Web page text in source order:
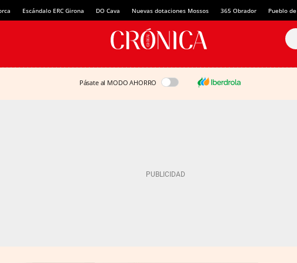
Escándalo ERC Girona DO Cava Nuevas dotaciones Mossos 365 Obrador Pueblo
Pásate al MODO AHORRO